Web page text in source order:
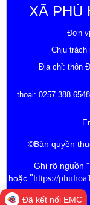
XÃ PHÚ
Đơn
Chịu trách
Địa chỉ: thôn
thoại: 0257.388.6548
©Bản quyền
Ghi rõ nguồn
hoặc "https://
Đã kết nối EMC